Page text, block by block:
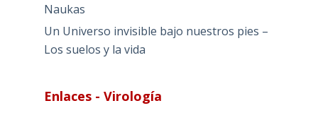
Naukas
Un Universo invisible bajo nuestros pies –
Los suelos y la vida
Enlaces - Virología